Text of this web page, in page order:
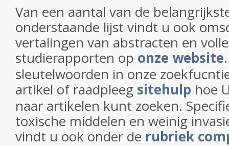
Van een aantal van de
onderstaande lijst vindt u ook
vertalingen van abstracten en
studierapporten op onze website
sleutelwoorden in onze
artikel of raadpleeg sitehulp hoe
naar artikelen kunt zoeken.
toxische middelen en weinig
vindt u ook onder de rubriek